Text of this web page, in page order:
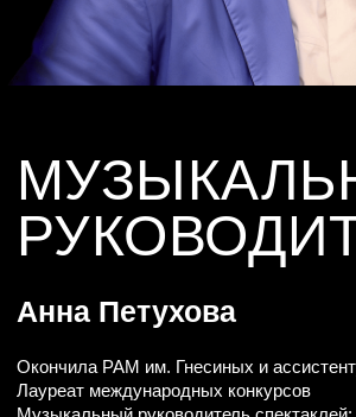
ХУДОЖНИК
ПО ГРИМУ
«Иствикские ведьмы». Публикации в журналах («MINI»,
«MAXIM», «Атмосфера», «GQ», «7 дней», «Wedding»,
по гриму в соавторстве со стилистом Робертом Минасяном
в телепрограммах («Слава Богу, ты пришел!», «Самый
умный со звездами», «СТС зажигает суперзвезду»).
«Хулиган. Исповедь» и "Сон разума" (режиссер Сергей
Марина Дьякова